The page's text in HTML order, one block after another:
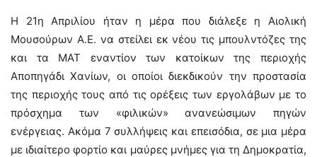
Η 21η Απριλίου ήταν η μέρα που διάλεξε η Αιολική
Μουσούρων Α.Ε. να στείλει εκ νέου τις μπουλντόζες της
και τα ΜΑΤ εναντίον των κατοίκων της περιοχής
Αποπηγάδι Χανίων, οι οποίοι διεκδικούν την προστασία
της περιοχής τους από τις ορέξεις των εργολάβων με το
πρόσχημα των «φιλικών» ανανεώσιμων πηγών
ενέργειας. Ακόμα 7 συλλήψεις και επεισόδια, σε μια μέρα
με ιδιαίτερο φορτίο και μαύρες μνήμες για τη Δημοκρατία,